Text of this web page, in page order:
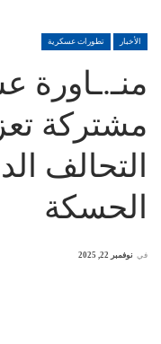
الأخبار تطورات عسكرية
منـ.ـاورة
مشتركة
التحالف
الحسكة
في نوفمبر 22, 2025